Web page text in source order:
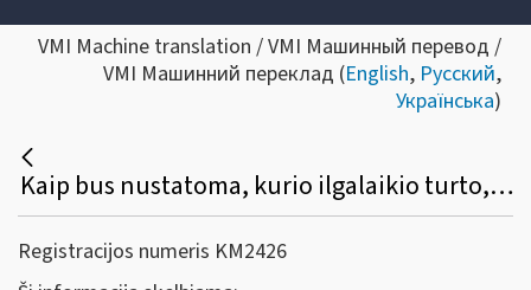
VMI Machine translation / VMI Машинный перевод /
VMI Машинний переклад (English, Русский,
Українська)
Kaip bus nustatoma, kurio ilgalaikio turto, nurodyto FR0457 formoje, bus skaičiuojamas nusidėvėjimas, o kurio (pvz., lengvojo automobilio, naudojamo advokato veikloje) neskaičiuojamas (nepriskiriamas leidžiamiems atskaitymams)?
Registracijos numeris KM2426